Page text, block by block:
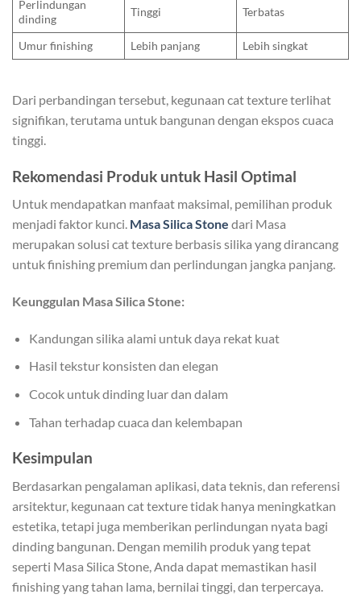
Perlindungan
dinding
Tinggi Terbatas
Umur finishing Lebih panjang Lebih singkat
Dari perbandingan tersebut, kegunaan cat texture terlihat
signifikan, terutama untuk bangunan dengan ekspos cuaca
tinggi.
Rekomendasi Produk untuk Hasil Optimal
Untuk mendapatkan manfaat maksimal, pemilihan produk
menjadi faktor kunci. Masa Silica Stone dari Masa
merupakan solusi cat texture berbasis silika yang dirancang
untuk finishing premium dan perlindungan jangka panjang.
Keunggulan Masa Silica Stone:
Kandungan silika alami untuk daya rekat kuat
Hasil tekstur konsisten dan elegan
Cocok untuk dinding luar dan dalam
Tahan terhadap cuaca dan kelembapan
Kesimpulan
Berdasarkan pengalaman aplikasi, data teknis, dan referensi
arsitektur, kegunaan cat texture tidak hanya meningkatkan
estetika, tetapi juga memberikan perlindungan nyata bagi
dinding bangunan. Dengan memilih produk yang tepat
seperti Masa Silica Stone, Anda dapat memastikan hasil
finishing yang tahan lama, bernilai tinggi, dan terpercaya.